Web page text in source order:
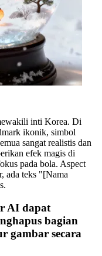
inti Korea. Di
ikonik, simbol
sangat realistis dan
efek magis di
pada bola. Aspect
ada teks "[Nama
AI dapat
bagian
gambar secara